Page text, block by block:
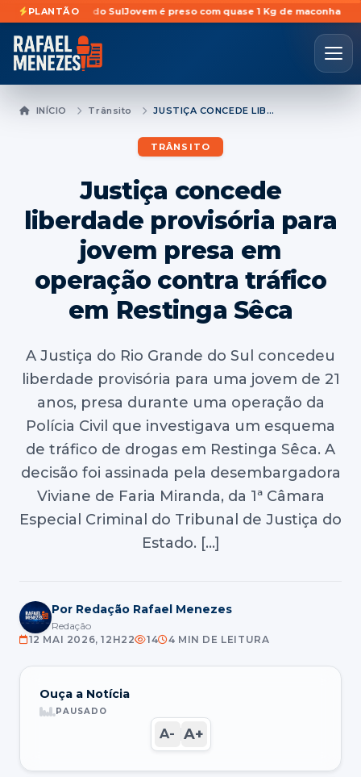
PLANTÃO
do SulJovem é preso com quase 1 Kg de maconha escondidas
INÍCIO Trânsito JUSTIÇA CONCEDE LIBERDADE PROVISÓRIA PARA JOVEM PRESA EM OPERAÇÃO CONTRA TRÁFICO EM RESTINGA SÊCA
TRÂNSITO
Justiça concede
liberdade provisória para
jovem presa em
operação contra tráfico
em Restinga Sêca
A Justiça do Rio Grande do Sul concedeu
liberdade provisória para uma jovem de 21
anos, presa durante uma operação da
Polícia Civil que investigava um esquema
de tráfico de drogas em Restinga Sêca. A
decisão foi assinada pela desembargadora
Viviane de Faria Miranda, da 1ª Câmara
Especial Criminal do Tribunal de Justiça do
Estado. […]
Por Redação Rafael Menezes
Redação
12 MAI 2026, 12H22
14 4 MIN DE LEITURA
Ouça a Notícia
PAUSADO
A- A+